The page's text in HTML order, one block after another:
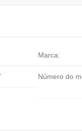
Marca:
Número do